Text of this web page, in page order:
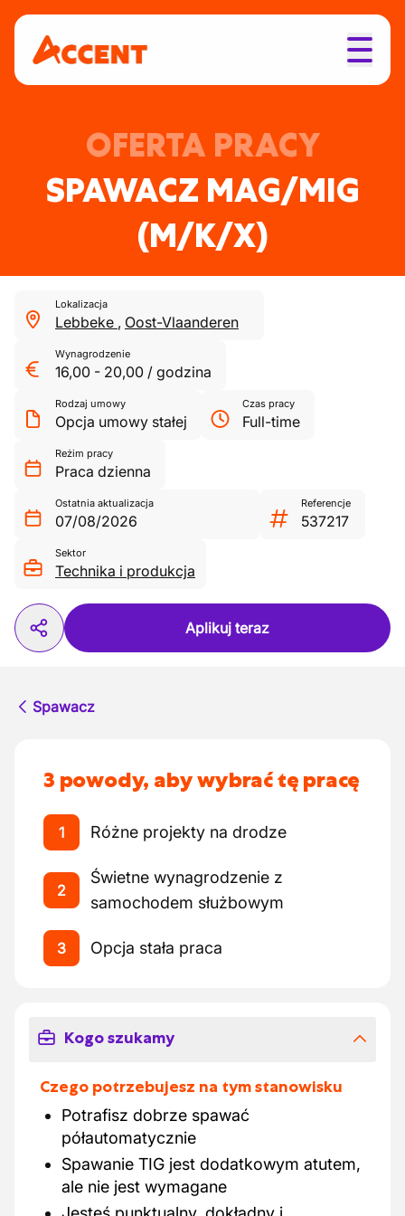
OFERTA PRACY
SPAWACZ MAG/MIG
(M/K/X)
Lokalizacja
Lebbeke , Oost-Vlaanderen
Wynagrodzenie
16,00 - 20,00 / godzina
Rodzaj umowy
Opcja umowy stałej
Czas pracy
Full-time
Reżim pracy
Praca dzienna
Ostatnia aktualizacja
07/08/2026
Referencje
537217
Sektor
Technika i produkcja
Aplikuj teraz
Spawacz
3 powody, aby wybrać tę pracę
1 Różne projekty na drodze
2
Świetne wynagrodzenie z
samochodem służbowym
3 Opcja stała praca
Kogo szukamy
Czego potrzebujesz na tym stanowisku
Potrafisz dobrze spawać
półautomatycznie
Spawanie TIG jest dodatkowym atutem,
ale nie jest wymagane